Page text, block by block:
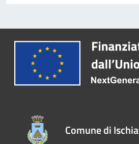
Comune di Ischia